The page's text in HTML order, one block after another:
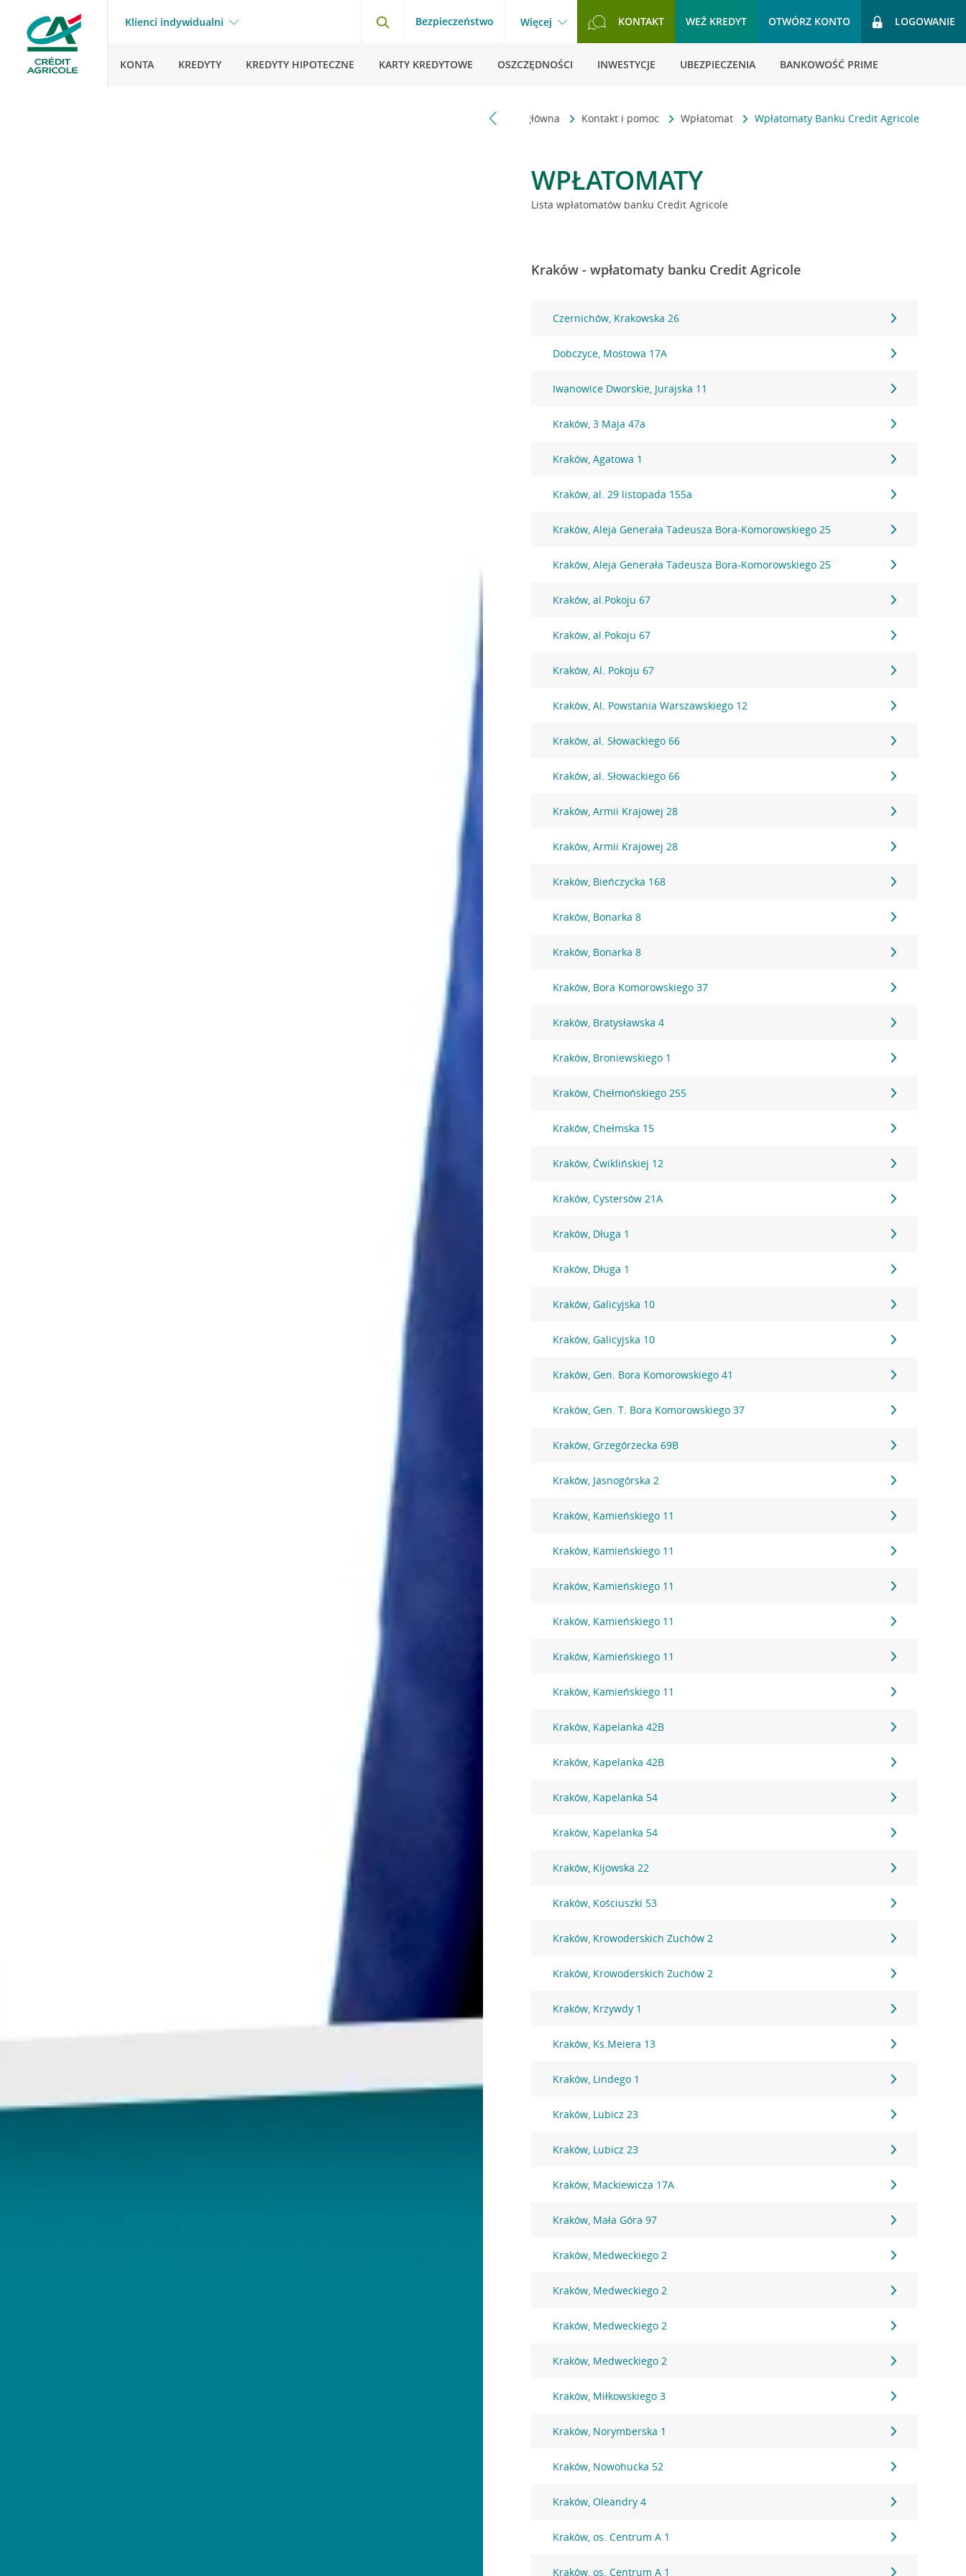
Klienci indywidualni Bezpieczeństwo Więcej KONTAKT WEŹ KREDYT OTWÓRZ KONTO LOGOWANIE
KONTA KREDYTY KREDYTY HIPOTECZNE KARTY KREDYTOWE OSZCZĘDNOŚCI INWESTYCJE UBEZPIECZENIA BANKOWOŚĆ PRIME
Strona główna Kontakt i pomoc Wpłatomat Wpłatomaty Banku Credit Agricole
WPŁATOMATY
Lista wpłatomatów banku Credit Agricole
Kraków - wpłatomaty banku Credit Agricole
Czernichów, Krakowska 26
Dobczyce, Mostowa 17A
Iwanowice Dworskie, Jurajska 11
Kraków, 3 Maja 47a
Kraków, Agatowa 1
Kraków, al. 29 listopada 155a
Kraków, Aleja Generała Tadeusza Bora-Komorowskiego 25
Kraków, Aleja Generała Tadeusza Bora-Komorowskiego 25
Kraków, al.Pokoju 67
Kraków, al.Pokoju 67
Kraków, Al. Pokoju 67
Kraków, Al. Powstania Warszawskiego 12
Kraków, al. Słowackiego 66
Kraków, al. Słowackiego 66
Kraków, Armii Krajowej 28
Kraków, Armii Krajowej 28
Kraków, Bieńczycka 168
Kraków, Bonarka 8
Kraków, Bonarka 8
Kraków, Bora Komorowskiego 37
Kraków, Bratysławska 4
Kraków, Broniewskiego 1
Kraków, Chełmońskiego 255
Kraków, Chełmska 15
Kraków, Ćwiklińskiej 12
Kraków, Cystersów 21A
Kraków, Długa 1
Kraków, Długa 1
Kraków, Galicyjska 10
Kraków, Galicyjska 10
Kraków, Gen. Bora Komorowskiego 41
Kraków, Gen. T. Bora Komorowskiego 37
Kraków, Grzegórzecka 69B
Kraków, Jasnogórska 2
Kraków, Kamieńskiego 11
Kraków, Kamieńskiego 11
Kraków, Kamieńskiego 11
Kraków, Kamieńskiego 11
Kraków, Kamieńskiego 11
Kraków, Kamieńskiego 11
Kraków, Kapelanka 42B
Kraków, Kapelanka 42B
Kraków, Kapelanka 54
Kraków, Kapelanka 54
Kraków, Kijowska 22
Kraków, Kościuszki 53
Kraków, Krowoderskich Zuchów 2
Kraków, Krowoderskich Zuchów 2
Kraków, Krzywdy 1
Kraków, Ks.Meiera 13
Kraków, Lindego 1
Kraków, Lubicz 23
Kraków, Lubicz 23
Kraków, Mackiewicza 17A
Kraków, Mała Góra 97
Kraków, Medweckiego 2
Kraków, Medweckiego 2
Kraków, Medweckiego 2
Kraków, Medweckiego 2
Kraków, Miłkowskiego 3
Kraków, Norymberska 1
Kraków, Nowohucka 52
Kraków, Oleandry 4
Kraków, os. Centrum A 1
Kraków, os. Centrum A 1